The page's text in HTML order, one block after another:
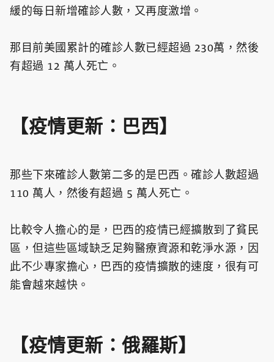
緩的每日新增確診人數，又再度激增。
那目前美國累計的確診人數已經超過 230萬，然後
有超過 12 萬人死亡。
【疫情更新：巴西】
那些下來確診人數第二多的是巴西。確診人數超過
110 萬人，然後有超過 5 萬人死亡。
比較令人擔心的是，巴西的疫情已經擴散到了貧民
區，但這些區域缺乏足夠醫療資源和乾淨水源，因
此不少專家擔心，巴西的疫情擴散的速度，很有可
能會越來越快。
【疫情更新：俄羅斯】